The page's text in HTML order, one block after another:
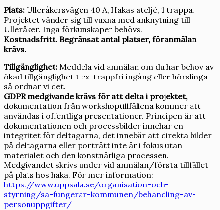
Plats: Ulleråkersvägen 40 A, Hakas ateljé, 1 trappa.
Projektet vänder sig till vuxna med anknytning till
Ulleråker. Inga förkunskaper behövs.
Kostnadsfritt. Begränsat antal platser, föranmälan
krävs.
Tillgänglighet: Meddela vid anmälan om du har behov av
ökad tillgänglighet t.ex. trappfri ingång eller hörslinga
så ordnar vi det.
GDPR medgivande krävs för att delta i projektet,
dokumentation från workshoptillfällena kommer att
användas i offentliga presentationer. Principen är att
dokumentationen och processbilder innehar en
integritet för deltagarna, det innebär att direkta bilder
på deltagarna eller porträtt inte är i fokus utan
materialet och den konstnärliga processen.
Medgivandet skrivs under vid anmälan/första tillfället
på plats hos haka. För mer information:
https://www.uppsala.se/organisation-och-
styrning/sa-fungerar-kommunen/behandling-av-
personuppgifter/